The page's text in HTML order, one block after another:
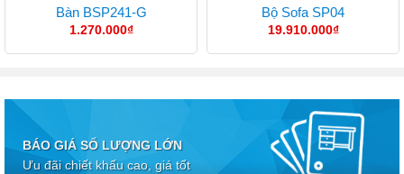
Bàn BSP241-G
1.270.000₫
Bộ Sofa SP04
19.910.000₫
BÁO GIÁ SỐ LƯỢNG LỚN
Ưu đãi chiết khấu cao, giá tốt